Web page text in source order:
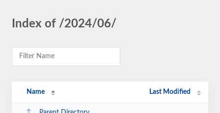
Index of /2024/06/
Name Last Modified